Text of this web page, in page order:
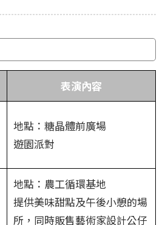
表演內容
地點：糖晶體前廣場
遊園派對
地點：農工循環基地
提供美味甜點及午後小憩的場
所，同時販售藝術家設計公仔